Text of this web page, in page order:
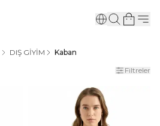
DIŞ GİYİM
Kaban
Filtreler